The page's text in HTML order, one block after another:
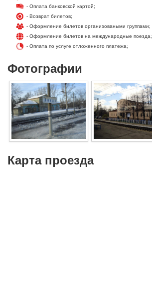
- Оплата банковской картой;
- Возврат билетов;
- Оформление билетов организоваными группами;
- Оформление билетов на международные поезда;
- Оплата по услуге отложенного платежа;
Фотографии
Карта проезда